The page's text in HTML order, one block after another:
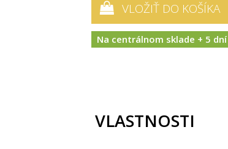
VLOŽIŤ DO KOŠÍKA
Na centrálnom sklade + 5 dní
VLASTNOSTI